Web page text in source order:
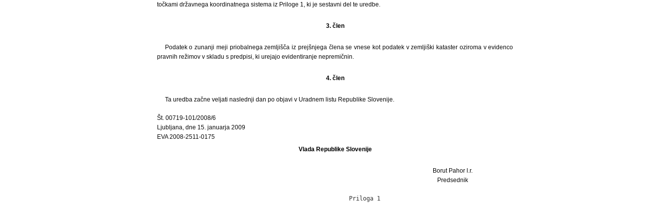
točkami državnega koordinatnega sistema iz Priloge 1, ki je sestavni del te uredbe.
3. člen
Podatek o zunanji meji priobalnega zemljišča iz prejšnjega člena se vnese kot podatek v zemljiški kataster oziroma v evidenco
pravnih režimov v skladu s predpisi, ki urejajo evidentiranje nepremičnin.
4. člen
Ta uredba začne veljati naslednji dan po objavi v Uradnem listu Republike Slovenije.
Št. 00719-101/2008/6
Ljubljana, dne 15. januarja 2009
EVA 2008-2511-0175
Vlada Republike Slovenije
Borut Pahor l.r.
Predsednik
                                                       Priloga 1